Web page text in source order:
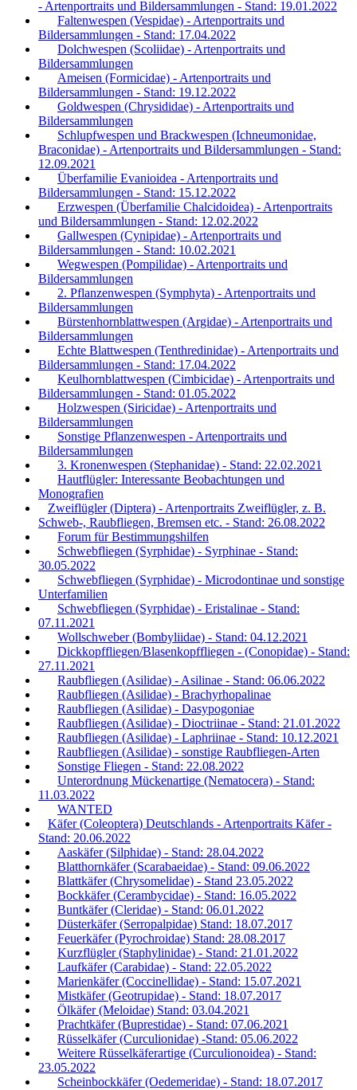
- Artenportraits und Bildersammlungen - Stand: 19.01.2022
Faltenwespen (Vespidae) - Artenportraits und
Bildersammlungen - Stand: 17.04.2022
Dolchwespen (Scoliidae) - Artenportraits und
Bildersammlungen
Ameisen (Formicidae) - Artenportraits und
Bildersammlungen - Stand: 19.12.2022
Goldwespen (Chrysididae) - Artenportraits und
Bildersammlungen
Schlupfwespen und Brackwespen (Ichneumonidae,
Braconidae) - Artenportraits und Bildersammlungen - Stand:
12.09.2021
Überfamilie Evanioidea - Artenportraits und
Bildersammlungen - Stand: 15.12.2022
Erzwespen (Überfamilie Chalcidoidea) - Artenportraits
und Bildersammlungen - Stand: 12.02.2022
Gallwespen (Cynipidae) - Artenportraits und
Bildersammlungen - Stand: 10.02.2021
Wegwespen (Pompilidae) - Artenportraits und
Bildersammlungen
2. Pflanzenwespen (Symphyta) - Artenportraits und
Bildersammlungen
Bürstenhornblattwespen (Argidae) - Artenportraits und
Bildersammlungen
Echte Blattwespen (Tenthredinidae) - Artenportraits und
Bildersammlungen - Stand: 17.04.2022
Keulhornblattwespen (Cimbicidae) - Artenportraits und
Bildersammlungen - Stand: 01.05.2022
Holzwespen (Siricidae) - Artenportraits und
Bildersammlungen
Sonstige Pflanzenwespen - Artenportraits und
Bildersammlungen
3. Kronenwespen (Stephanidae) - Stand: 22.02.2021
Hautflügler: Interessante Beobachtungen und
Monografien
Zweiflügler (Diptera) - Artenportraits Zweiflügler, z. B.
Schweb-, Raubfliegen, Bremsen etc. - Stand: 26.08.2022
Forum für Bestimmungshilfen
Schwebfliegen (Syrphidae) - Syrphinae - Stand:
30.05.2022
Schwebfliegen (Syrphidae) - Microdontinae und sonstige
Unterfamilien
Schwebfliegen (Syrphidae) - Eristalinae - Stand:
07.11.2021
Wollschweber (Bombyliidae) - Stand: 04.12.2021
Dickkopffliegen/Blasenkopffliegen - (Conopidae) - Stand:
27.11.2021
Raubfliegen (Asilidae) - Asilinae - Stand: 06.06.2022
Raubfliegen (Asilidae) - Brachyrhopalinae
Raubfliegen (Asilidae) - Dasypogoniae
Raubfliegen (Asilidae) - Dioctriinae - Stand: 21.01.2022
Raubfliegen (Asilidae) - Laphriinae - Stand: 10.12.2021
Raubfliegen (Asilidae) - sonstige Raubfliegen-Arten
Sonstige Fliegen - Stand: 22.08.2022
Unterordnung Mückenartige (Nematocera) - Stand:
11.03.2022
WANTED
Käfer (Coleoptera) Deutschlands - Artenportraits Käfer -
Stand: 20.06.2022
Aaskäfer (Silphidae) - Stand: 28.04.2022
Blatthornkäfer (Scarabaeidae) - Stand: 09.06.2022
Blattkäfer (Chrysomelidae) - Stand 23.05.2022
Bockkäfer (Cerambycidae) - Stand: 16.05.2022
Buntkäfer (Cleridae) - Stand: 06.01.2022
Düsterkäfer (Serropalpidae) Stand: 18.07.2017
Feuerkäfer (Pyrochroidae) Stand: 28.08.2017
Kurzflügler (Staphylinidae) - Stand: 21.01.2022
Laufkäfer (Carabidae) - Stand: 22.05.2022
Marienkäfer (Coccinellidae) - Stand: 15.07.2021
Mistkäfer (Geotrupidae) - Stand: 18.07.2017
Ölkäfer (Meloidae) Stand: 03.04.2021
Prachtkäfer (Buprestidae) - Stand: 07.06.2021
Rüsselkäfer (Curculionidae) -Stand: 05.06.2022
Weitere Rüsselkäferartige (Curculionoidea) - Stand:
23.05.2022
Scheinbockkäfer (Oedemeridae) - Stand: 18.07.2017